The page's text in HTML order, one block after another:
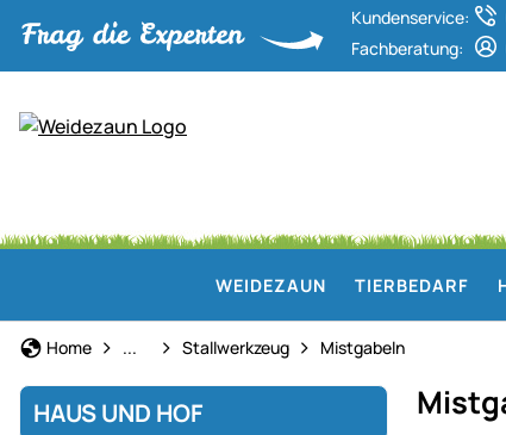
Kundenservice:
Fachberatung:
WEIDEZAUN TIERBEDARF
Home Haus und Hof
... Stallwerkzeug Mistgabeln
HAUS UND HOF